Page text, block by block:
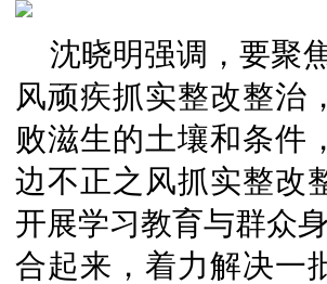
沈晓明强调，要聚
风顽疾抓实整改整治
败滋生的土壤和条件
边不正之风抓实整改
开展学习教育与群众
合起来，着力解决一